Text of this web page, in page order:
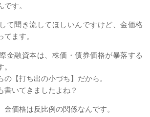
す。
て聞き流してほしいんですけど、金価格
ます。
金融資本は、株価・債券価格が暴落する
【打ち出の小づち】だから。
書いてきましたよね？
価格は反比例の関係なんです。